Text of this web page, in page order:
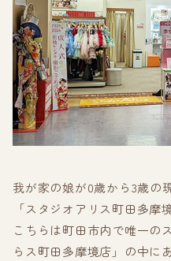
我が家の娘が0歳から3歳の
「スタジオアリス町田多摩
こちらは町田市内で唯一の
らス町田多摩境店」の中に